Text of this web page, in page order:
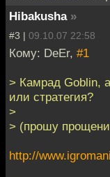
Hibakusha »
#3 | 09.10.07 22:58
Кому: DeEr, #1
> Камрад Goblin,
или стратегия?
>
> (прошу
http://